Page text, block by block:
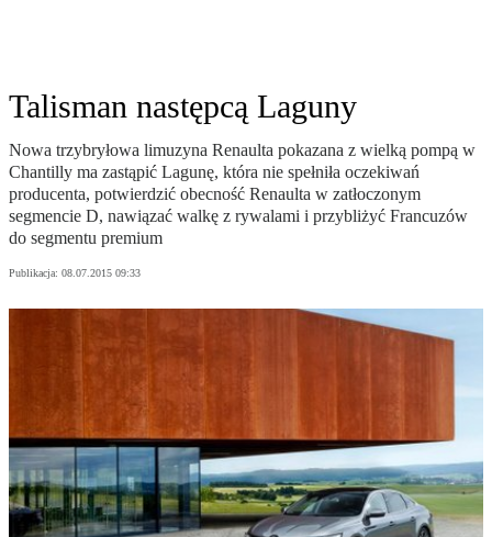
Talisman następcą Laguny
Nowa trzybryłowa limuzyna Renaulta pokazana z wielką pompą w
Chantilly ma zastąpić Lagunę, która nie spełniła oczekiwań
producenta, potwierdzić obecność Renaulta w zatłoczonym
segmencie D, nawiązać walkę z rywalami i przybliżyć Francuzów
do segmentu premium
Publikacja: 08.07.2015 09:33